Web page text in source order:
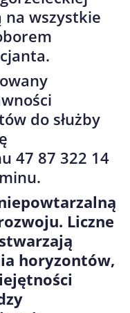
na wszystkie
do służby
47 87 322 14
Liczne
horyzontów,